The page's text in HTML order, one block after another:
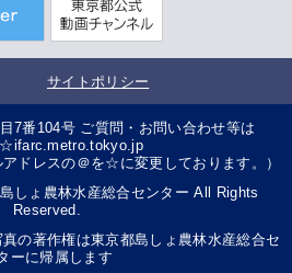
サイトポリシー
7番104号 ご質問・お問い合わせ等は
アドレスの＠を☆に変更しております。）
しょ農林水産総合センター All Rights
Reserved.
の著作権は東京都島しょ農林水産総合セ
ーに帰属します